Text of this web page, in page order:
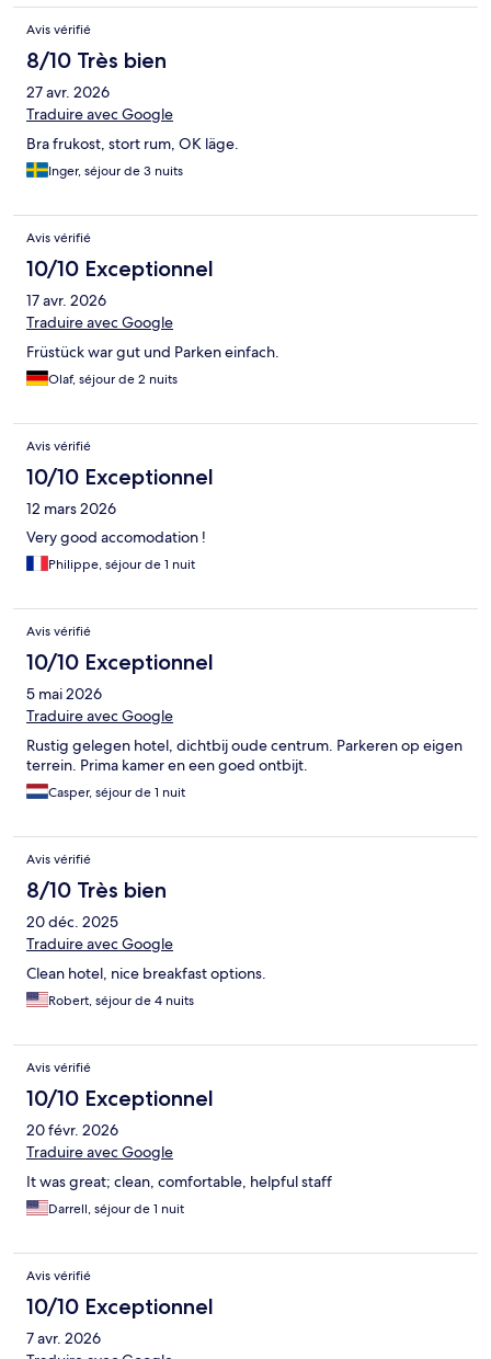
Avis vérifié
8/10 Très bien
27 avr. 2026
Traduire avec Google
Bra frukost, stort rum, OK läge.
Inger, séjour de 3 nuits
Avis vérifié
10/10 Exceptionnel
17 avr. 2026
Traduire avec Google
Früstück war gut und Parken einfach.
Olaf, séjour de 2 nuits
Avis vérifié
10/10 Exceptionnel
12 mars 2026
Very good accomodation !
Philippe, séjour de 1 nuit
Avis vérifié
10/10 Exceptionnel
5 mai 2026
Traduire avec Google
Rustig gelegen hotel, dichtbij oude centrum. Parkeren op eigen
terrein. Prima kamer en een goed ontbijt.
Casper, séjour de 1 nuit
Avis vérifié
8/10 Très bien
20 déc. 2025
Traduire avec Google
Clean hotel, nice breakfast options.
Robert, séjour de 4 nuits
Avis vérifié
10/10 Exceptionnel
20 févr. 2026
Traduire avec Google
It was great; clean, comfortable, helpful staff
Darrell, séjour de 1 nuit
Avis vérifié
10/10 Exceptionnel
7 avr. 2026